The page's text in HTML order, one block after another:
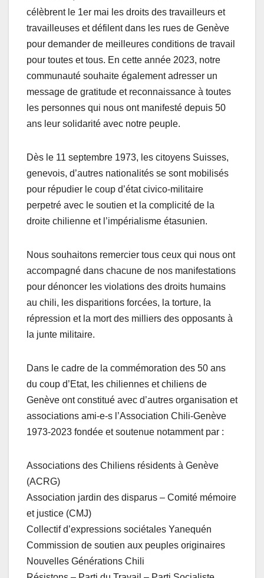
célèbrent le 1er mai les droits des travailleurs et
travailleuses et défilent dans les rues de Genève
pour demander de meilleures conditions de travail
pour toutes et tous. En cette année 2023, notre
communauté souhaite également adresser un
message de gratitude et reconnaissance à toutes
les personnes qui nous ont manifesté depuis 50
ans leur solidarité avec notre peuple.
Dès le 11 septembre 1973, les citoyens Suisses,
genevois, d’autres nationalités se sont mobilisés
pour répudier le coup d’état civico-militaire
perpetré avec le soutien et la complicité de la
droite chilienne et l’impérialisme étasunien.
Nous souhaitons remercier tous ceux qui nous ont
accompagné dans chacune de nos manifestations
pour dénoncer les violations des droits humains
au chili, les disparitions forcées, la torture, la
répression et la mort des milliers des opposants à
la junte militaire.
Dans le cadre de la commémoration des 50 ans
du coup d’Etat, les chiliennes et chiliens de
Genève ont constitué avec d’autres organisation et
associations ami-e-s l’Association Chili-Genève
1973-2023 fondée et soutenue notamment par :
Associations des Chiliens résidents à Genève
(ACRG)
Association jardin des disparus – Comité mémoire
et justice (CMJ)
Collectif d’expressions sociétales Yanequén
Commission de soutien aux peuples originaires
Nouvelles Générations Chili